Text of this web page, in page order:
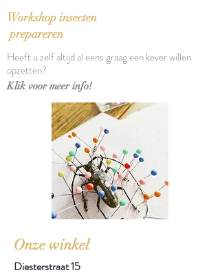
Aantal pagina's: 448
Workshop insecten
prepareren
Heeft u zelf altijd al eens graag een kever willen
opzetten?
Klik voor meer info!
Onze winkel
Diesterstraat 15